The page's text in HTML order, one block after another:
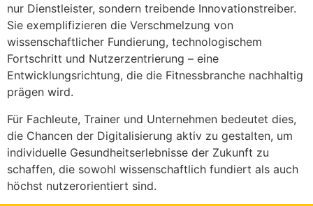
nur Dienstleister, sondern treibende Innovationstreiber.
Sie exemplifizieren die Verschmelzung von
wissenschaftlicher Fundierung, technologischem
Fortschritt und Nutzerzentrierung – eine
Entwicklungsrichtung, die die Fitnessbranche nachhaltig
prägen wird.
Für Fachleute, Trainer und Unternehmen bedeutet dies,
die Chancen der Digitalisierung aktiv zu gestalten, um
individuelle Gesundheitserlebnisse der Zukunft zu
schaffen, die sowohl wissenschaftlich fundiert als auch
höchst nutzerorientiert sind.